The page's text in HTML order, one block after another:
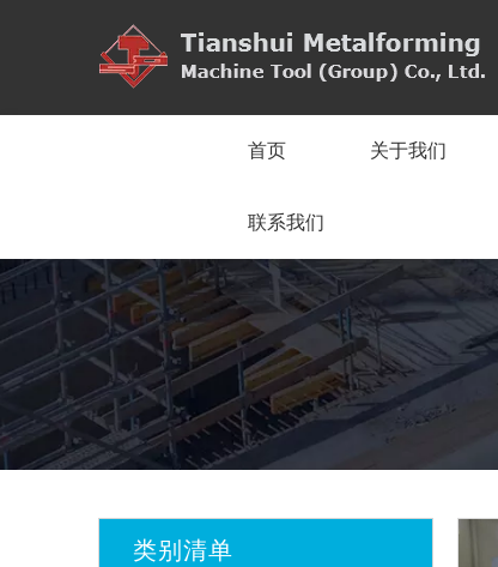
首页 关于我们
联系我们
类别清单